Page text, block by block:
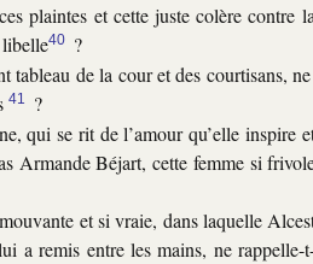
plaintes et cette juste colère contre
40 ?
tableau de la cour et des courtisans,
41
?
qui se rit de l’amour qu’elle inspire
Armande Béjart, cette femme si
et si vraie, dans laquelle
a remis entre les mains, ne